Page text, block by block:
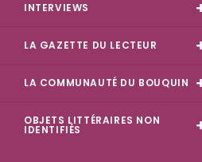
INTERVIEWS
LA GAZETTE DU LECTEUR
LA COMMUNAUTÉ DU BOUQUIN
OBJETS LITTÉRAIRES NON
IDENTIFIÉS